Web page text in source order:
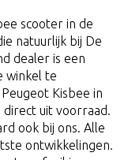
scooter in de
natuurlijk bij De
dealer is een
winkel te
Kisbee in
direct uit voorraad.
ook bij ons. Alle
ontwikkelingen.